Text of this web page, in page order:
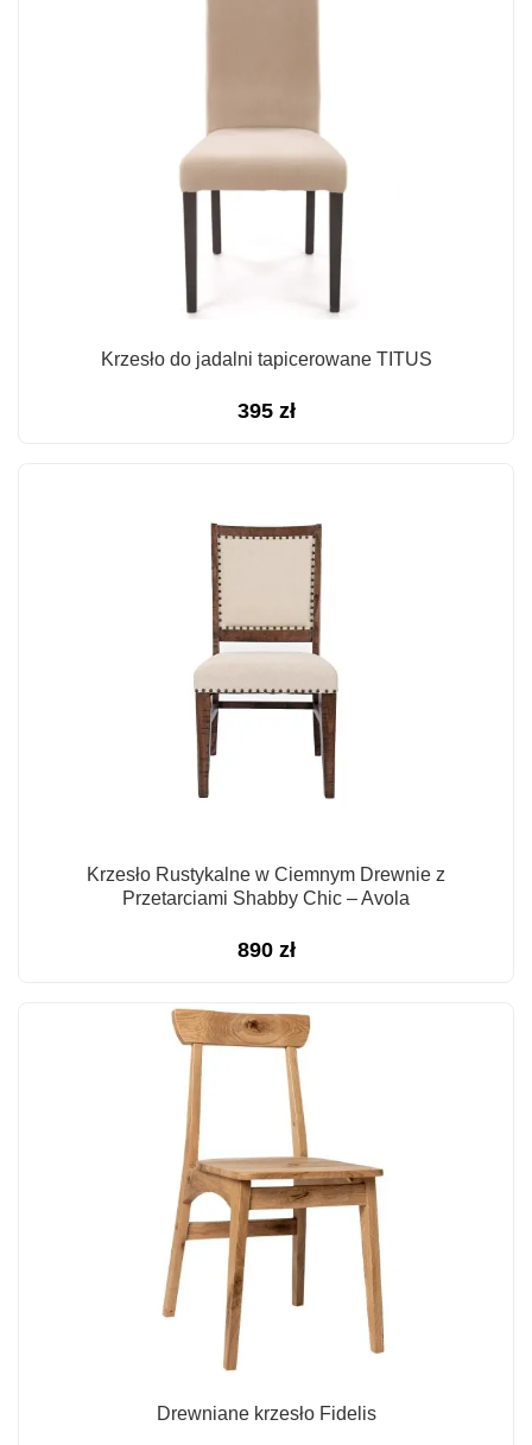
Krzesło do jadalni tapicerowane TITUS
395 zł
Krzesło Rustykalne w Ciemnym Drewnie z
Przetarciami Shabby Chic – Avola
890 zł
Drewniane krzesło Fidelis